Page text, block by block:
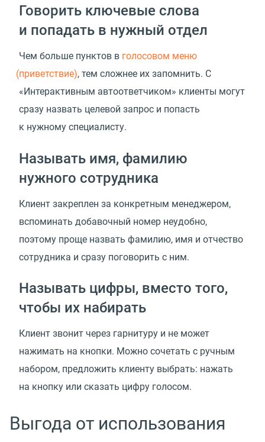
Говорить ключевые слова
и попадать в нужный отдел
Чем больше пунктов в голосовом меню
(приветствие), тем сложнее их запомнить. С
«Интерактивным автоответчиком» клиенты могут
сразу назвать целевой запрос и попасть
к нужному специалисту.
Называть имя, фамилию
нужного сотрудника
Клиент закреплен за конкретным менеджером,
вспоминать добавочный номер неудобно,
поэтому проще назвать фамилию, имя и отчество
сотрудника и сразу поговорить с ним.
Называть цифры, вместо того,
чтобы их набирать
Клиент звонит через гарнитуру и не может
нажимать на кнопки. Можно сочетать с ручным
набором, предложить клиенту выбрать: нажать
на кнопку или сказать цифру голосом.
Выгода от использования